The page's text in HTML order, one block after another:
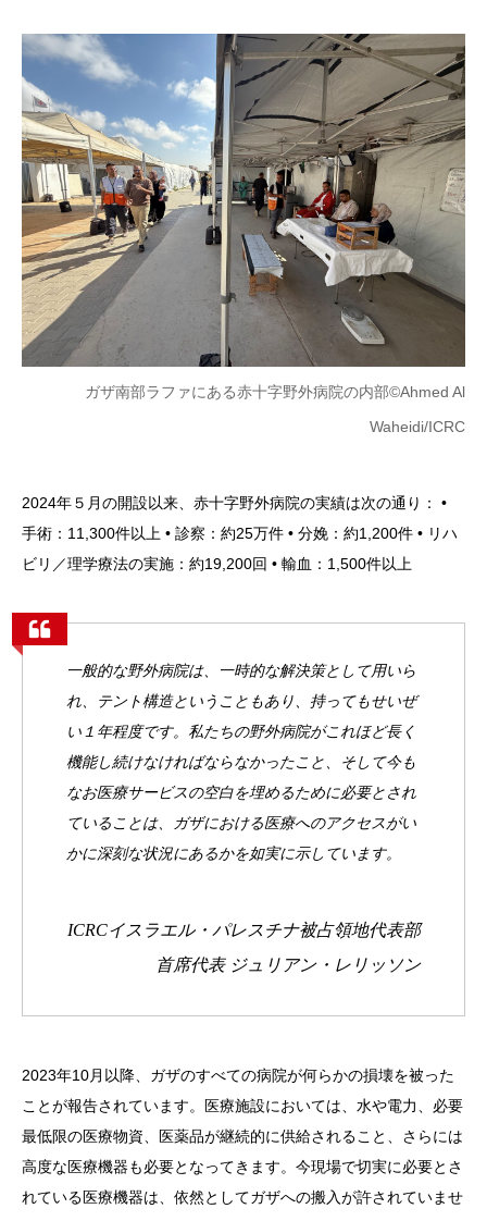
ガザ南部ラファにある赤十字野外病院の内部©Ahmed Al
Waheidi/ICRC
2024年５月の開設以来、赤十字野外病院の実績は次の通り：
•
手術：11,300件以上 • 診察：約25万件 • 分娩：約1,200件 • リハ
ビリ／理学療法の実施：約19,200回 • 輸血：1,500件以上
一般的な野外病院は、一時的な解決策として用いら
れ、テント構造ということもあり、持ってもせいぜ
い１年程度です。私たちの野外病院がこれほど長く
機能し続けなければならなかったこと、そして今も
なお医療サービスの空白を埋めるために必要とされ
ていることは、ガザにおける医療へのアクセスがい
かに深刻な状況にあるかを如実に示しています。
ICRCイスラエル・パレスチナ被占領地代表部
首席代表 ジュリアン・レリッソン
2023年10月以降、ガザのすべての病院が何らかの損壊を被った
ことが報告されています。医療施設においては、水や電力、必要
最低限の医療物資、医薬品が継続的に供給されること、さらには
高度な医療機器も必要となってきます。今現場で切実に必要とさ
れている医療機器は、依然としてガザへの搬入が許されていませ